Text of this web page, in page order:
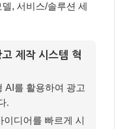
, 서비스/솔루션 세
제작 시스템 혁
AI를 활용하여 광고
.
디어를 빠르게 시